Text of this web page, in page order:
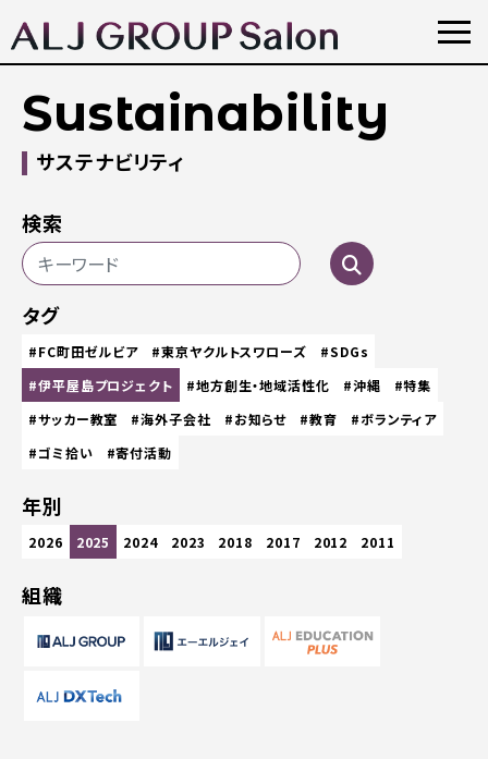
Sustainability
サステナビリティ
検索
タグ
#FC町田ゼルビア #東京ヤクルトスワローズ
#SDGs
#伊平屋島プロジェクト
#地方創生・地域活性化 #沖縄
#特集
#サッカー教室
#海外子会社 #お知らせ #教育
#ボランティア
#ゴミ拾い
#寄付活動
年別
2026 2025 2024 2023 2018 2017 2012 2011
組織